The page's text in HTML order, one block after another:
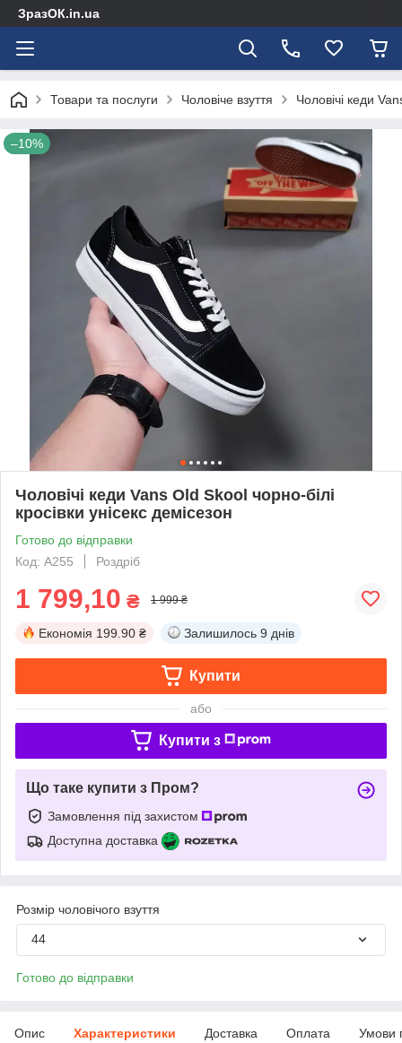
ЗразОК.in.ua
Товари та послуги Чоловіче взуття Чоловічі кеди
–10%
Чоловічі кеди Vans Old Skool чорно-білі
кросівки унісекс демісезон
Готово до відправки
Код: A255
Роздріб
1 799,10 ₴ 1 999 ₴
Економія 199.90 ₴ Залишилось 9 днів
Купити
або
Купити з
Що таке купити з Пром?
Замовлення під захистом
Доступна доставка
Розмір чоловічого взуття
44
Готово до відправки
Опис Характеристики Доставка Оплата Умови